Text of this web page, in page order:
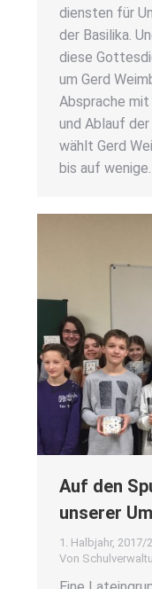
diens­ten für
der Basi­li­ka.
die­se
um Gerd
Abspra­che
und Ablauf
wählt Gerd
bis auf weni­ge…
Auf den
unse­rer
1. Halbjahr, 2017/
Von